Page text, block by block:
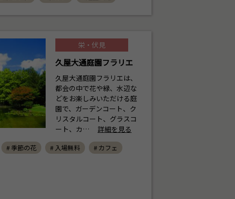
栄・伏見
久屋大通庭園フラリエ
久屋大通庭園フラリエは、
都会の中で花や緑、水辺な
どをお楽しみいただける庭
園で、ガーデンコート、ク
リスタルコート、グラスコ
ート、カ…
詳細を見る
# 季節の花 # 入場無料 # カフェ